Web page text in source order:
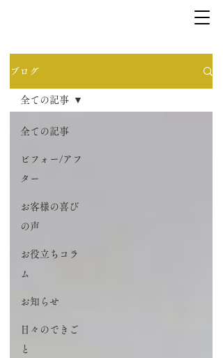
ブログ
全ての記事
ビフォー/アフ
ター
お客様の喜び
の声
お役立ちコラ
ム
お知らせ
日々のできご
と
全ての記事